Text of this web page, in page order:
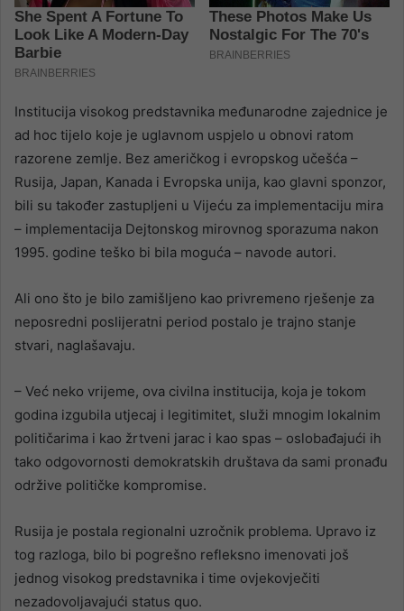
Institucija visokog predstavnika međunarodne zajednice je
ad hoc tijelo koje je uglavnom uspjelo u obnovi ratom
razorene zemlje. Bez američkog i evropskog učešća –
Rusija, Japan, Kanada i Evropska unija, kao glavni sponzor,
bili su također zastupljeni u Vijeću za implementaciju mira
– implementacija Dejtonskog mirovnog sporazuma nakon
1995. godine teško bi bila moguća – navode autori.
Ali ono što je bilo zamišljeno kao privremeno rješenje za
neposredni poslijeratni period postalo je trajno stanje
stvari, naglašavaju.
– Već neko vrijeme, ova civilna institucija, koja je tokom
godina izgubila utjecaj i legitimitet, služi mnogim lokalnim
političarima i kao žrtveni jarac i kao spas – oslobađajući ih
tako odgovornosti demokratskih društava da sami pronađu
održive političke kompromise.
Rusija je postala regionalni uzročnik problema. Upravo iz
tog razloga, bilo bi pogrešno refleksno imenovati još
jednog visokog predstavnika i time ovjekovječiti
nezadovoljavajući status quo.